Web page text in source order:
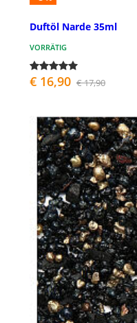
Duftöl Narde 35ml
VORRÄTIG
€ 16,90 € 17,90